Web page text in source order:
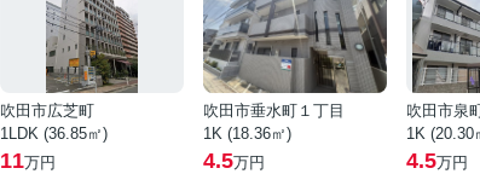
吹田市広芝町
1LDK (36.85㎡)
11万円
吹田市垂水町１丁目
1K (18.36㎡)
4.5万円
吹田市泉
1K (20.30
4.5万円